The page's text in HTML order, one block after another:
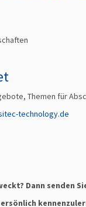
Themen für
technology.de
Dann